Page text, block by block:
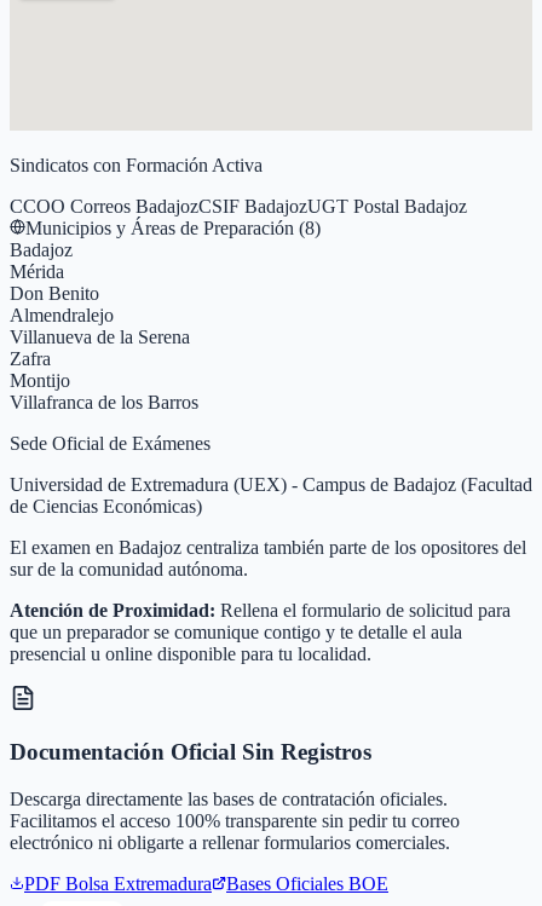
Sindicatos con Formación Activa
CCOO Correos BadajozCSIF BadajozUGT Postal Badajoz
Municipios y Áreas de Preparación (8)
Badajoz
Mérida
Don Benito
Almendralejo
Villanueva de la Serena
Zafra
Montijo
Villafranca de los Barros
Sede Oficial de Exámenes
Universidad de Extremadura (UEX) - Campus de Badajoz (Facultad
de Ciencias Económicas)
El examen en Badajoz centraliza también parte de los opositores del
sur de la comunidad autónoma.
Atención de Proximidad: Rellena el formulario de solicitud para
que un preparador se comunique contigo y te detalle el aula
presencial u online disponible para tu localidad.
Documentación Oficial Sin Registros
Descarga directamente las bases de contratación oficiales.
Facilitamos el acceso 100% transparente sin pedir tu correo
electrónico ni obligarte a rellenar formularios comerciales.
PDF Bolsa Extremadura Bases Oficiales BOE